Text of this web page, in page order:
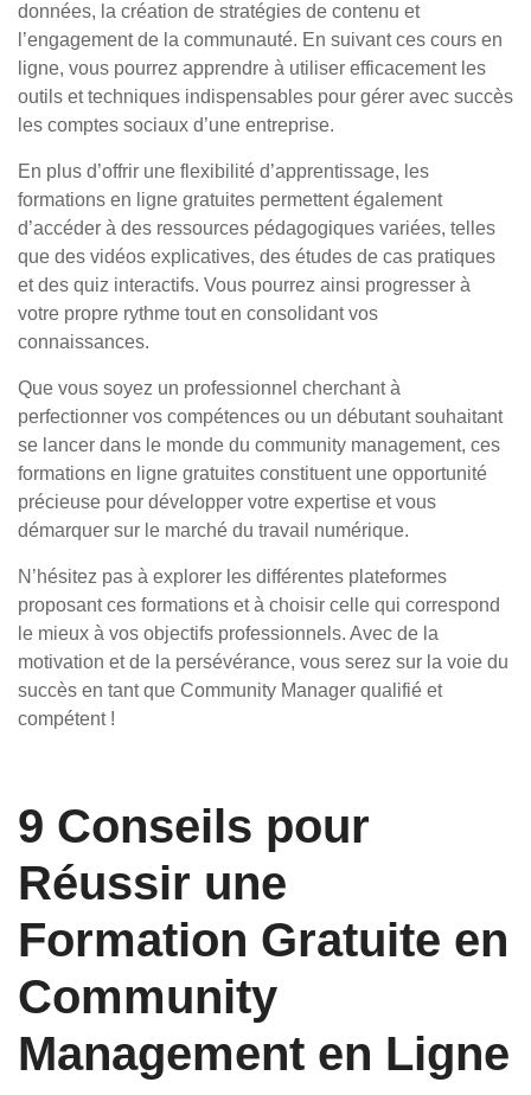
données, la création de stratégies de contenu et
l’engagement de la communauté. En suivant ces cours en
ligne, vous pourrez apprendre à utiliser efficacement les
outils et techniques indispensables pour gérer avec succès
les comptes sociaux d’une entreprise.
En plus d’offrir une flexibilité d’apprentissage, les
formations en ligne gratuites permettent également
d’accéder à des ressources pédagogiques variées, telles
que des vidéos explicatives, des études de cas pratiques
et des quiz interactifs. Vous pourrez ainsi progresser à
votre propre rythme tout en consolidant vos
connaissances.
Que vous soyez un professionnel cherchant à
perfectionner vos compétences ou un débutant souhaitant
se lancer dans le monde du community management, ces
formations en ligne gratuites constituent une opportunité
précieuse pour développer votre expertise et vous
démarquer sur le marché du travail numérique.
N’hésitez pas à explorer les différentes plateformes
proposant ces formations et à choisir celle qui correspond
le mieux à vos objectifs professionnels. Avec de la
motivation et de la persévérance, vous serez sur la voie du
succès en tant que Community Manager qualifié et
compétent !
9 Conseils pour
Réussir une
Formation Gratuite en
Community
Management en Ligne